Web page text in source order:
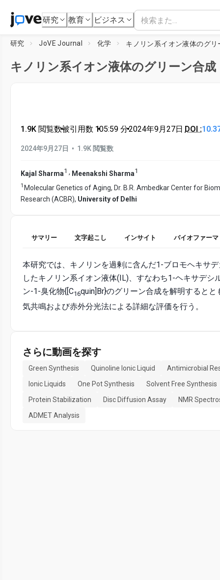
研究 教育 ビジネス
研究 JoVE Journal 化学 キノリン系イオン液体のグリ
キノリン系イオン液体のグリーン合成
1.9K 閲覧数•被引用数 1•05:59 分•2024年9月27日 DOI :
2024年9月27日 • 1.9K 閲覧数
Kajal Sharma1 , Meenakshi Sharma1
1 Molecular Genetics of Aging, Dr. B.R. Ambedkar Center for
Research (ACBR), University of Delhi
サマリー 文字起こし インサイト バイオファー
本研究では、キノリンを過剰に含んだ1-ブロモヘキサ
したキノリン系イオン液体(IL)、すなわち1-ヘキサデシ
ン-1-臭化物{[C16quin]Br}のグリーン合成を解明するとと
気共鳴および赤外分光法による詳細な評価を行う。
さらに動画を探す
Green Synthesis Quinoline Ionic Liquid
Antimicrobial
Ionic Liquids
One Pot Synthesis
Solvent Free Synthesis
Protein Stabilization
Disc Diffusion Assay
NMR
ADMET Analysis